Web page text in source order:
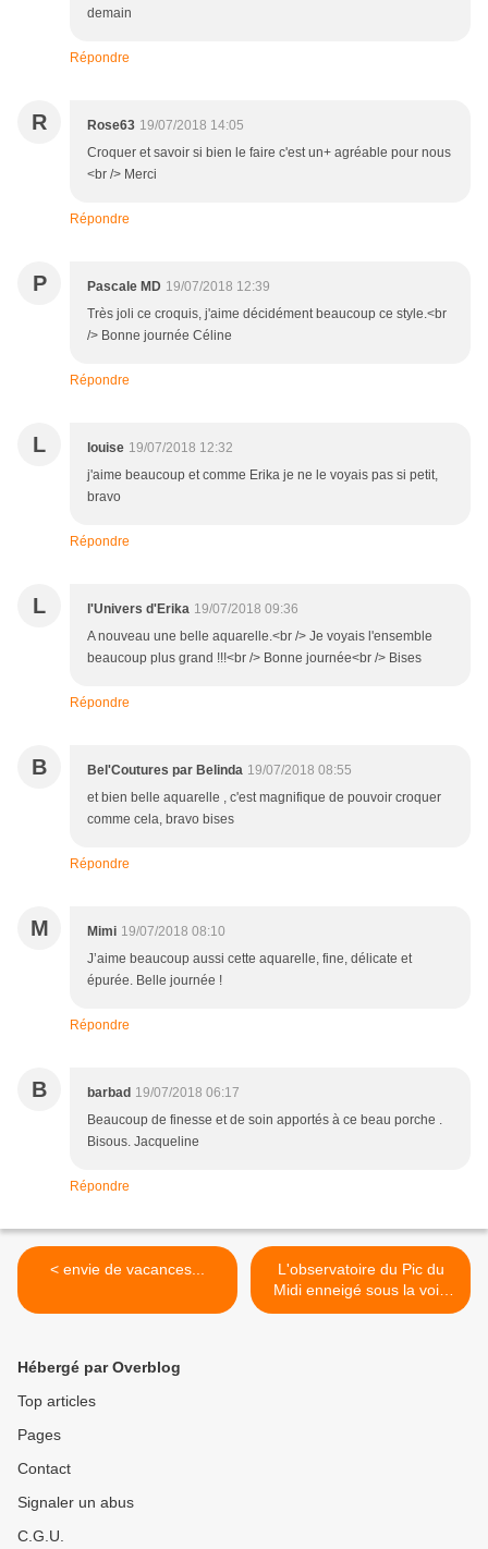
demain
Répondre
R Rose63 19/07/2018 14:05
Croquer et savoir si bien le faire c'est un+ agréable pour nous
<br /> Merci
Répondre
P Pascale MD 19/07/2018 12:39
Très joli ce croquis, j'aime décidément beaucoup ce style.<br
/> Bonne journée Céline
Répondre
L louise 19/07/2018 12:32
j'aime beaucoup et comme Erika je ne le voyais pas si petit,
bravo
Répondre
L l'Univers d'Erika 19/07/2018 09:36
A nouveau une belle aquarelle.<br /> Je voyais l'ensemble
beaucoup plus grand !!!<br /> Bonne journée<br /> Bises
Répondre
B Bel'Coutures par Belinda 19/07/2018 08:55
et bien belle aquarelle , c'est magnifique de pouvoir croquer
comme cela, bravo bises
Répondre
M Mimi 19/07/2018 08:10
J’aime beaucoup aussi cette aquarelle, fine, délicate et
épurée. Belle journée !
Répondre
B barbad 19/07/2018 06:17
Beaucoup de finesse et de soin apportés à ce beau porche .
Bisous. Jacqueline
Répondre
< envie de vacances...
L'observatoire du Pic du
Midi enneigé sous la voie
lactée >
Hébergé par Overblog
Top articles
Pages
Contact
Signaler un abus
C.G.U.